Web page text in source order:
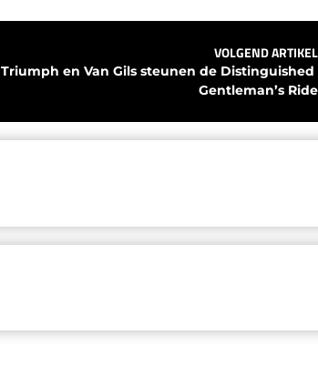
VOLGEND ARTIKEL
Triumph en Van Gils steunen de Distinguished
Gentleman’s Ride